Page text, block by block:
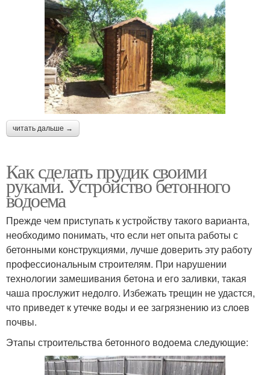
читать дальше →
Как сделать прудик своими
руками. Устройство бетонного
водоема
Прежде чем приступать к устройству такого варианта,
необходимо понимать, что если нет опыта работы с
бетонными конструкциями, лучше доверить эту работу
профессиональным строителям. При нарушении
технологии замешивания бетона и его заливки, такая
чаша прослужит недолго. Избежать трещин не удастся,
что приведет к утечке воды и ее загрязнению из слоев
почвы.
Этапы строительства бетонного водоема следующие: